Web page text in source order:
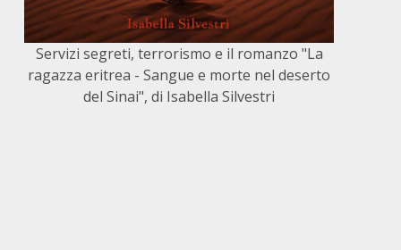
Servizi segreti, terrorismo e il romanzo "La
ragazza eritrea - Sangue e morte nel deserto
del Sinai", di Isabella Silvestri